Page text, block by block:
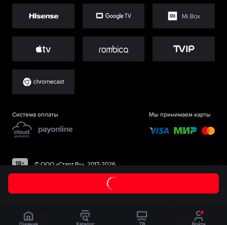
Система оплаты Мы принимаем карты
©ООО «Старт.Ру», 2017-2026